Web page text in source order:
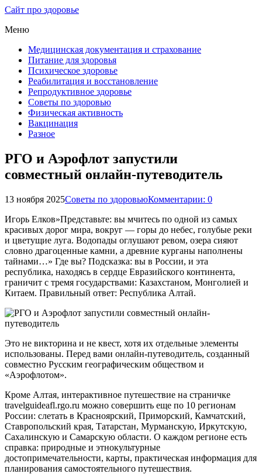
Сайт про здоровье
Меню
Медицинская документация и страхование
Питание для здоровья
Психическое здоровье
Реабилитация и восстановление
Репродуктивное здоровье
Советы по здоровью
Физическая активность
Вакцинация
Разное
РГО и Аэрофлот запустили
совместный онлайн-путеводитель
13 ноября 2025Советы по здоровьюКомментарии: 0
Игорь Елков»Представьте: вы мчитесь по одной из самых
красивых дорог мира, вокруг — горы до небес, голубые реки
и цветущие луга. Водопады оглушают ревом, озера сияют
словно драгоценные камни, а древние курганы наполнены
тайнами…» Где вы? Подсказка: вы в России, и эта
республика, находясь в сердце Евразийского континента,
граничит с тремя государствами: Казахстаном, Монголией и
Китаем. Правильный ответ: Республика Алтай.
Это не викторина и не квест, хотя их отдельные элементы
использованы. Перед вами онлайн-путеводитель, созданный
совместно Русским географическим обществом и
«Аэрофлотом».
Кроме Алтая, интерактивное путешествие на страничке
travelguideafl.rgo.ru можно совершить еще по 10 регионам
России: слетать в Красноярский, Приморский, Камчатский,
Ставропольский края, Татарстан, Мурманскую, Иркутскую,
Сахалинскую и Самарскую области. О каждом регионе есть
справка: природные и этнокультурные
достопримечательности, карты, практическая информация для
планирования самостоятельного путешествия.